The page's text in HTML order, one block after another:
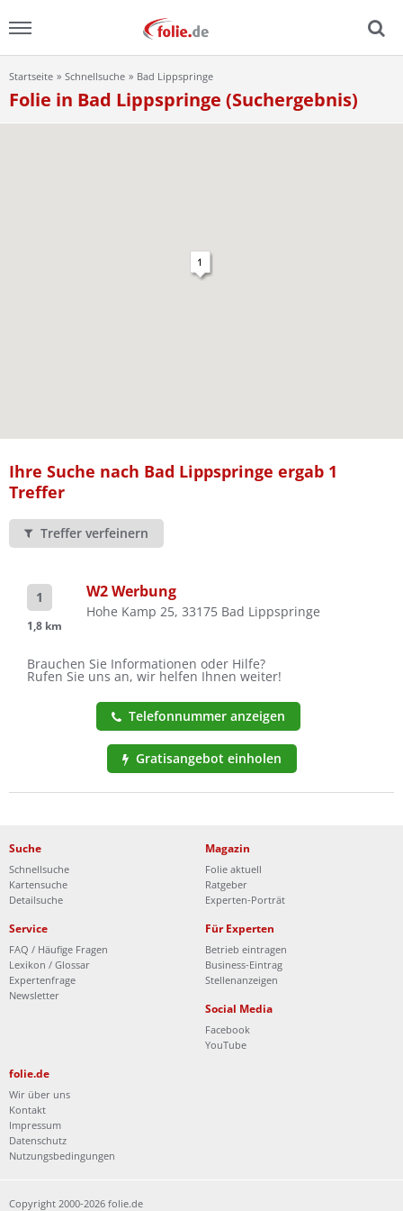
Menu
Home
Startseite Schnellsuche Bad Lippspringe
Folie in Bad Lippspringe (Suchergebnis)
Ihre Suche nach Bad Lippspringe ergab 1
Treffer
Treffer verfeinern
1
1,8 km
W2 Werbung
Hohe Kamp 25, 33175 Bad Lippspringe
Brauchen Sie Informationen oder Hilfe?
Rufen Sie uns an, wir helfen Ihnen weiter!
Telefonnummer anzeigen
Gratisangebot einholen
Suche
Schnellsuche
Kartensuche
Detailsuche
Magazin
Folie aktuell
Ratgeber
Experten-Porträt
Service
FAQ / Häufige Fragen
Lexikon / Glossar
Expertenfrage
Newsletter
Für Experten
Betrieb eintragen
Business-Eintrag
Stellenanzeigen
Social Media
Facebook
YouTube
folie.de
Wir über uns
Kontakt
Impressum
Datenschutz
Nutzungsbedingungen
Copyright 2000-2026 folie.de